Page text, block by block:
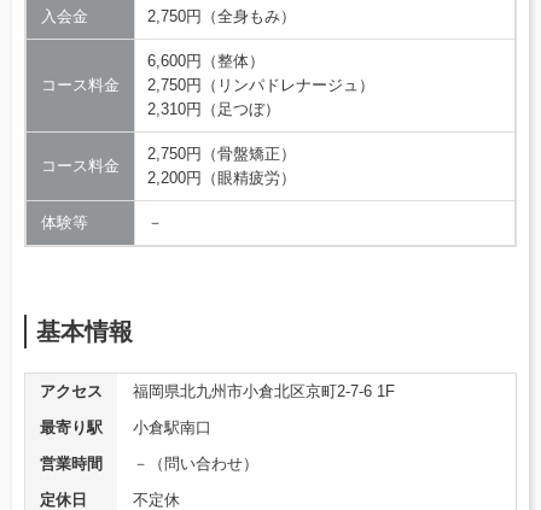
入会金 2,750円（全身もみ）
コース料金
6,600円（整体）
2,750円（リンパドレナージュ）
2,310円（足つぼ）
コース料金
2,750円（骨盤矯正）
2,200円（眼精疲労）
体験等 －
基本情報
アクセス
福岡県北九州市小倉北区京町2-7-6 1F
最寄り駅
小倉駅南口
営業時間
－（問い合わせ）
定休日
不定休